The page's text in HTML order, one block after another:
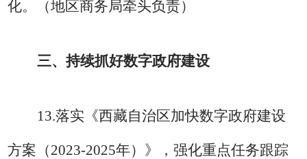
化。 （地区商务局牵头负责）
三、持续抓好数字政府建设
13.落实《西藏自治区加快数字政府建设
方案（2023-2025年）》，强化重点任务跟踪